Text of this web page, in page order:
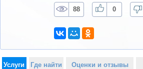
88 0
Услуги Где найти Оценки и отзывы